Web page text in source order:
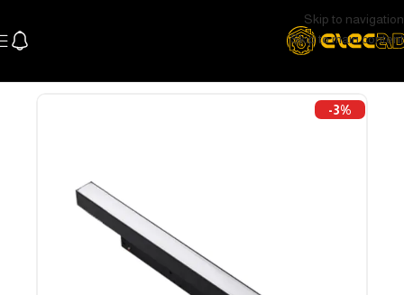
Skip to navigation
Skip to main content
-3%